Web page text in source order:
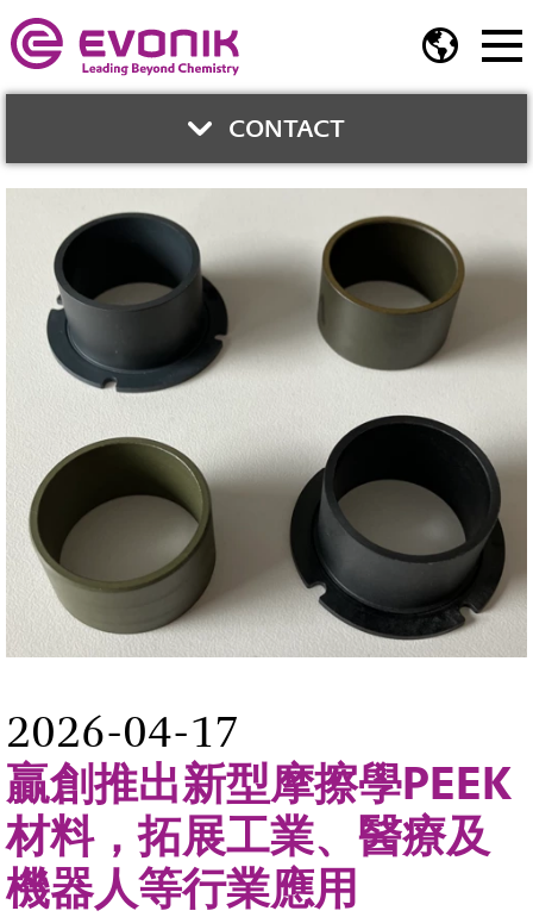
CONTACT
與我們聯繫
蔡懷德
商務經理
高性能聚合物
Mobile:
0935-561-911
2026-04-17
贏創推出新型摩擦學PEEK
材料，拓展工業、醫療及
機器人等行業應用